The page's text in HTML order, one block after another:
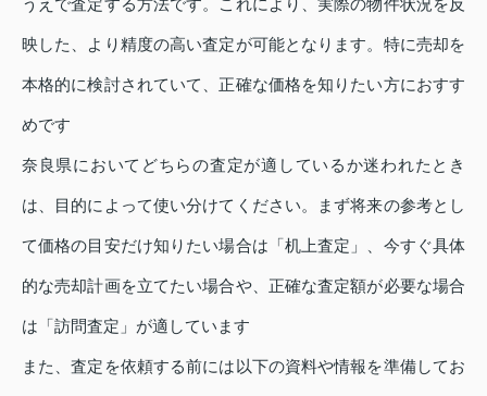
うえで査定する方法です。これにより、実際の物件状況を反
映した、より精度の高い査定が可能となります。特に売却を
本格的に検討されていて、正確な価格を知りたい方におすす
めです
奈良県においてどちらの査定が適しているか迷われたとき
は、目的によって使い分けてください。まず将来の参考とし
て価格の目安だけ知りたい場合は「机上査定」、今すぐ具体
的な売却計画を立てたい場合や、正確な査定額が必要な場合
は「訪問査定」が適しています
また、査定を依頼する前には以下の資料や情報を準備してお